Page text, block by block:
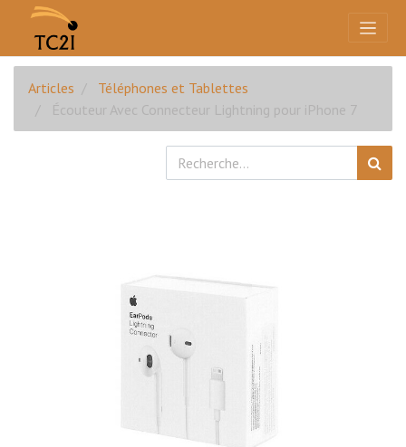
Articles
Téléphones et Tablettes
Écouteur Avec Connecteur Lightning pour iPhone 7